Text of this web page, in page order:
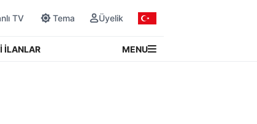
TV Tema Üyelik
İLANLAR MENU